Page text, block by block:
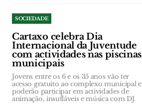
SOCIEDADE
Cartaxo celebra Dia
Internacional da Juventude
com actividades nas piscinas
municipais
Jovens entre os 6 e os 35 anos vão ter
acesso gratuito ao complexo municipal e
poderão participar em actividades de
animação, insufláveis e música com DJ.